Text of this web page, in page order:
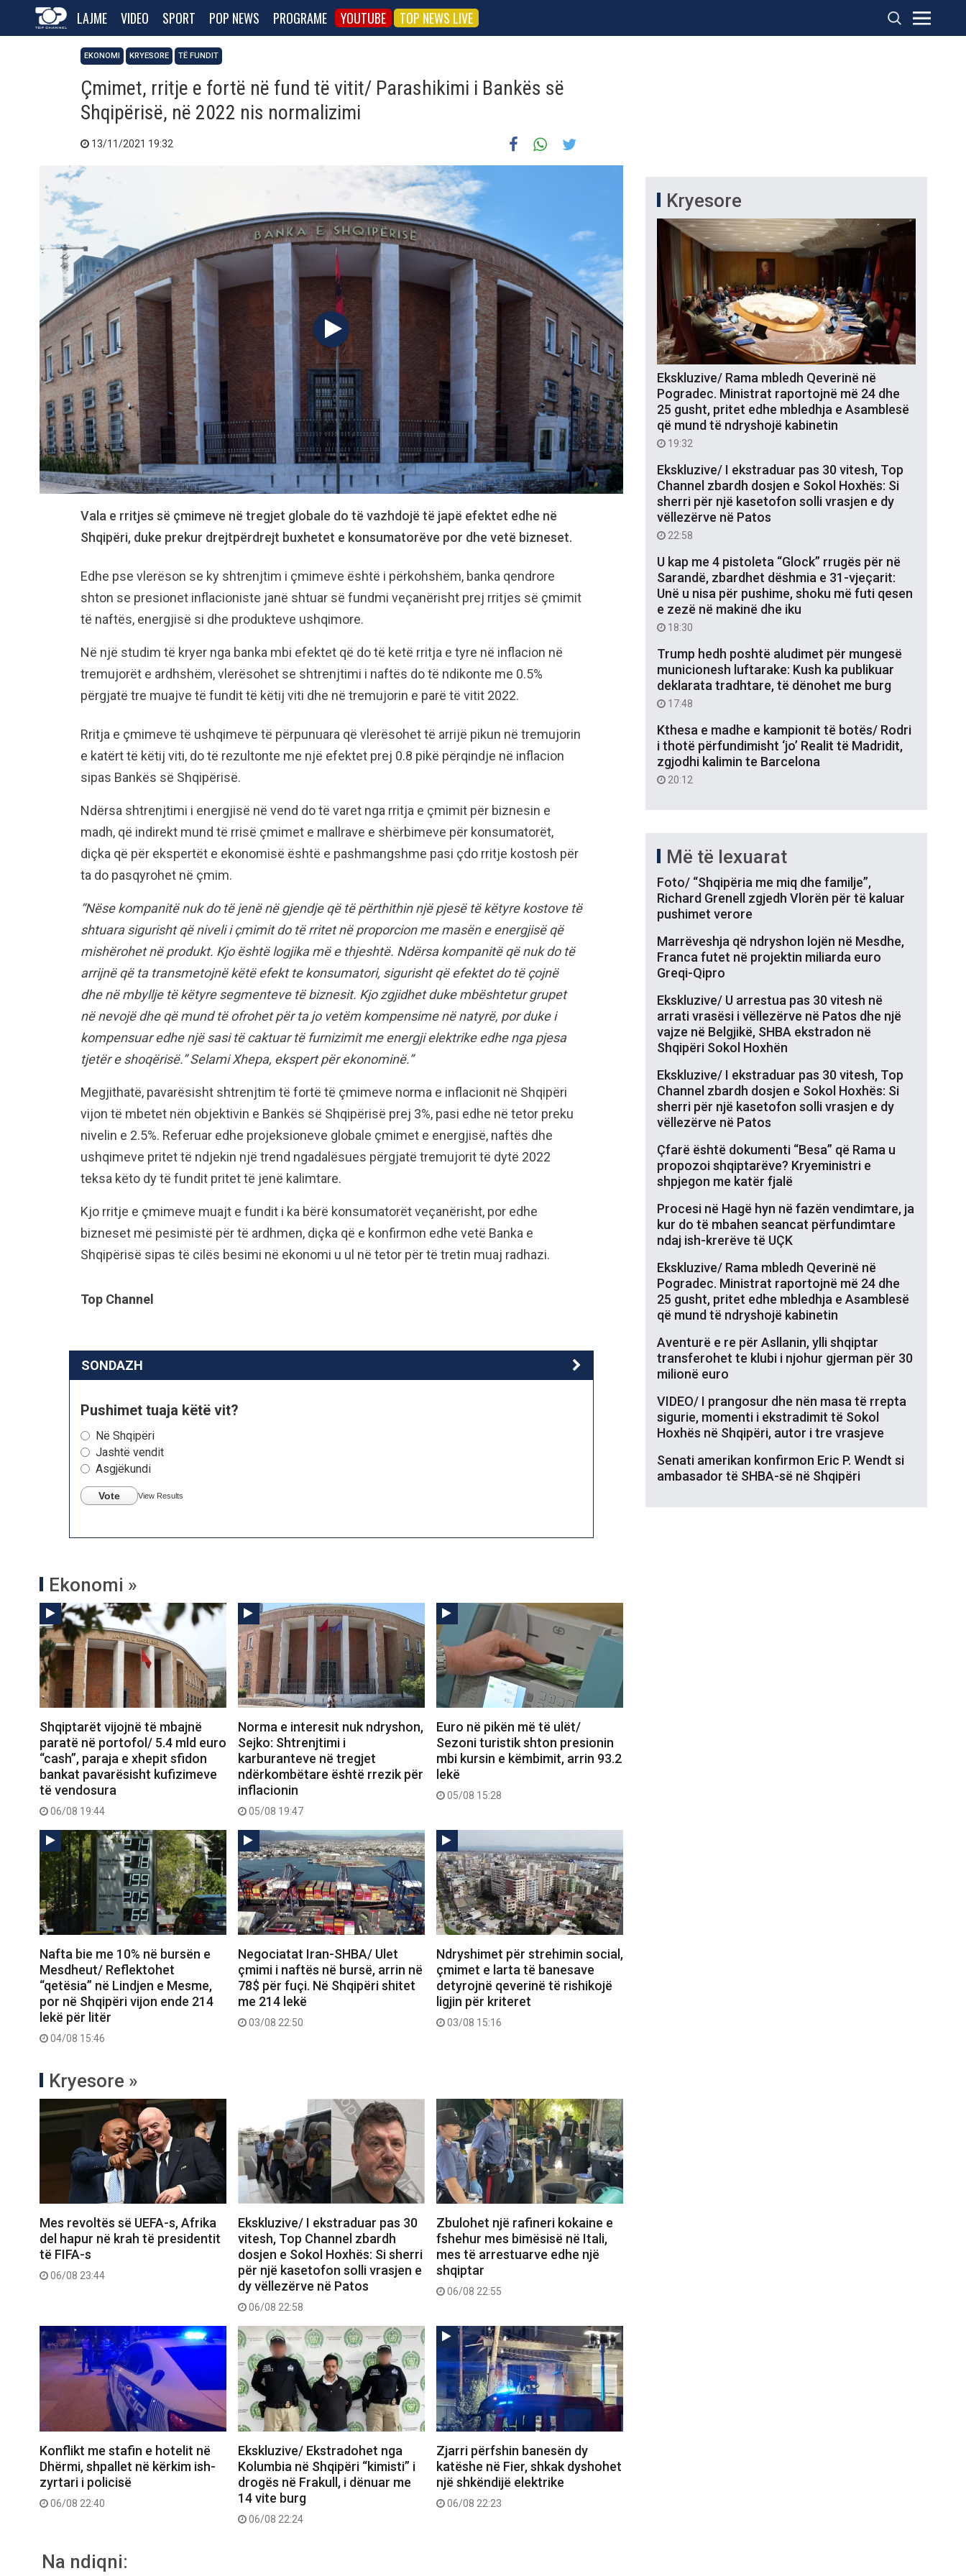
LAJME VIDEO SPORT POP NEWS PROGRAME YOUTUBE TOP NEWS LIVE
EKONOMI KRYESORE TË FUNDIT
Çmimet, rritje e fortë në fund të vitit/ Parashikimi i Bankës së
Shqipërisë, në 2022 nis normalizimi
13/11/2021 19:32
Vala e rritjes së çmimeve në tregjet globale do të vazhdojë të japë efektet edhe në
Shqipëri, duke prekur drejtpërdrejt buxhetet e konsumatorëve por dhe vetë bizneset.
Edhe pse vlerëson se ky shtrenjtim i çmimeve është i përkohshëm, banka qendrore
shton se presionet inflacioniste janë shtuar së fundmi veçanërisht prej rritjes së çmimit
të naftës, energjisë si dhe produkteve ushqimore.
Në një studim të kryer nga banka mbi efektet që do të ketë rritja e tyre në inflacion në
tremujorët e ardhshëm, vlerësohet se shtrenjtimi i naftës do të ndikonte me 0.5%
përgjatë tre muajve të fundit të këtij viti dhe në tremujorin e parë të vitit 2022.
Rritja e çmimeve të ushqimeve të përpunuara që vlerësohet të arrijë pikun në tremujorin
e katërt të këtij viti, do të rezultonte me një efektet prej 0.8 pikë përqindje në inflacion
sipas Bankës së Shqipërisë.
Ndërsa shtrenjtimi i energjisë në vend do të varet nga rritja e çmimit për biznesin e
madh, që indirekt mund të rrisë çmimet e mallrave e shërbimeve për konsumatorët,
diçka që për ekspertët e ekonomisë është e pashmangshme pasi çdo rritje kostosh për
ta do pasqyrohet në çmim.
“Nëse kompanitë nuk do të jenë në gjendje që të përthithin një pjesë të këtyre kostove të
shtuara sigurisht që niveli i çmimit do të rritet në proporcion me masën e energjisë që
mishërohet në produkt. Kjo është logjika më e thjeshtë. Ndërsa kompanitë që nuk do të
arrijnë që ta transmetojnë këtë efekt te konsumatori, sigurisht që efektet do të çojnë
dhe në mbyllje të këtyre segmenteve të biznesit. Kjo zgjidhet duke mbështetur grupet
në nevojë dhe që mund të ofrohet për ta jo vetëm kompensime në natyrë, por duke i
kompensuar edhe një sasi të caktuar të furnizimit me energji elektrike edhe nga pjesa
tjetër e shoqërisë.” Selami Xhepa, ekspert për ekonominë.”
Megjithatë, pavarësisht shtrenjtim të fortë të çmimeve norma e inflacionit në Shqipëri
vijon të mbetet nën objektivin e Bankës së Shqipërisë prej 3%, pasi edhe në tetor preku
nivelin e 2.5%. Referuar edhe projeksioneve globale çmimet e energjisë, naftës dhe
ushqimeve pritet të ndjekin një trend ngadalësues përgjatë tremujorit të dytë 2022
teksa këto dy të fundit pritet të jenë kalimtare.
Kjo rritje e çmimeve muajt e fundit i ka bërë konsumatorët veçanërisht, por edhe
bizneset më pesimistë për të ardhmen, diçka që e konfirmon edhe vetë Banka e
Shqipërisë sipas të cilës besimi në ekonomi u ul në tetor për të tretin muaj radhazi.
Top Channel
SONDAZH
Pushimet tuaja këtë vit?
Në Shqipëri
Jashtë vendit
Asgjëkundi
Vote View Results
Ekonomi »
Shqiptarët vijojnë të mbajnë
paratë në portofol/ 5.4 mld euro
“cash”, paraja e xhepit sfidon
bankat pavarësisht kufizimeve
të vendosura
06/08 19:44
Norma e interesit nuk ndryshon,
Sejko: Shtrenjtimi i
karburanteve në tregjet
ndërkombëtare është rrezik për
inflacionin
05/08 19:47
Euro në pikën më të ulët/
Sezoni turistik shton presionin
mbi kursin e këmbimit, arrin 93.2
lekë
05/08 15:28
Nafta bie me 10% në bursën e
Mesdheut/ Reflektohet
“qetësia” në Lindjen e Mesme,
por në Shqipëri vijon ende 214
lekë për litër
04/08 15:46
Negociatat Iran-SHBA/ Ulet
çmimi i naftës në bursë, arrin në
78$ për fuçi. Në Shqipëri shitet
me 214 lekë
03/08 22:50
Ndryshimet për strehimin social,
çmimet e larta të banesave
detyrojnë qeverinë të rishikojë
ligjin për kriteret
03/08 15:16
Kryesore »
Mes revoltës së UEFA-s, Afrika
del hapur në krah të presidentit
të FIFA-s
06/08 23:44
Ekskluzive/ I ekstraduar pas 30
vitesh, Top Channel zbardh
dosjen e Sokol Hoxhës: Si sherri
për një kasetofon solli vrasjen e
dy vëllezërve në Patos
06/08 22:58
Zbulohet një rafineri kokaine e
fshehur mes bimësisë në Itali,
mes të arrestuarve edhe një
shqiptar
06/08 22:55
Konflikt me stafin e hotelit në
Dhërmi, shpallet në kërkim ish-
zyrtari i policisë
06/08 22:40
Ekskluzive/ Ekstradohet nga
Kolumbia në Shqipëri “kimisti” i
drogës në Frakull, i dënuar me
14 vite burg
06/08 22:24
Zjarri përfshin banesën dy
katëshe në Fier, shkak dyshohet
një shkëndijë elektrike
06/08 22:23
Na ndiqni:
Kryesore
Ekskluzive/ Rama mbledh Qeverinë në
Pogradec. Ministrat raportojnë më 24 dhe
25 gusht, pritet edhe mbledhja e Asamblesë
që mund të ndryshojë kabinetin
19:32
Ekskluzive/ I ekstraduar pas 30 vitesh, Top
Channel zbardh dosjen e Sokol Hoxhës: Si
sherri për një kasetofon solli vrasjen e dy
vëllezërve në Patos
22:58
U kap me 4 pistoleta “Glock” rrugës për në
Sarandë, zbardhet dëshmia e 31-vjeçarit:
Unë u nisa për pushime, shoku më futi qesen
e zezë në makinë dhe iku
18:30
Trump hedh poshtë aludimet për mungesë
municionesh luftarake: Kush ka publikuar
deklarata tradhtare, të dënohet me burg
17:48
Kthesa e madhe e kampionit të botës/ Rodri
i thotë përfundimisht ‘jo’ Realit të Madridit,
zgjodhi kalimin te Barcelona
20:12
Më të lexuarat
Foto/ “Shqipëria me miq dhe familje”,
Richard Grenell zgjedh Vlorën për të kaluar
pushimet verore
Marrëveshja që ndryshon lojën në Mesdhe,
Franca futet në projektin miliarda euro
Greqi-Qipro
Ekskluzive/ U arrestua pas 30 vitesh në
arrati vrasësi i vëllezërve në Patos dhe një
vajze në Belgjikë, SHBA ekstradon në
Shqipëri Sokol Hoxhën
Ekskluzive/ I ekstraduar pas 30 vitesh, Top
Channel zbardh dosjen e Sokol Hoxhës: Si
sherri për një kasetofon solli vrasjen e dy
vëllezërve në Patos
Çfarë është dokumenti “Besa” që Rama u
propozoi shqiptarëve? Kryeministri e
shpjegon me katër fjalë
Procesi në Hagë hyn në fazën vendimtare, ja
kur do të mbahen seancat përfundimtare
ndaj ish-krerëve të UÇK
Ekskluzive/ Rama mbledh Qeverinë në
Pogradec. Ministrat raportojnë më 24 dhe
25 gusht, pritet edhe mbledhja e Asamblesë
që mund të ndryshojë kabinetin
Aventurë e re për Asllanin, ylli shqiptar
transferohet te klubi i njohur gjerman për 30
milionë euro
VIDEO/ I prangosur dhe nën masa të rrepta
sigurie, momenti i ekstradimit të Sokol
Hoxhës në Shqipëri, autor i tre vrasjeve
Senati amerikan konfirmon Eric P. Wendt si
ambasador të SHBA-së në Shqipëri